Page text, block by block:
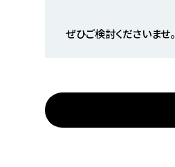
ぜひご検討くださいませ。